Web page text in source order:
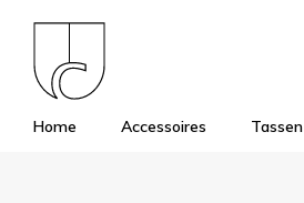
Home Accessoires Tassen